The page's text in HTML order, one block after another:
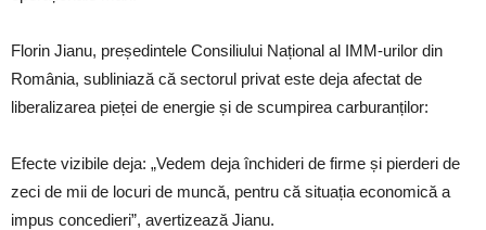
Florin Jianu, președintele Consiliului Național al IMM-urilor din
România, subliniază că sectorul privat este deja afectat de
liberalizarea pieței de energie și de scumpirea carburanților:
Efecte vizibile deja: „Vedem deja închideri de firme și pierderi de
zeci de mii de locuri de muncă, pentru că situația economică a
impus concedieri”, avertizează Jianu.